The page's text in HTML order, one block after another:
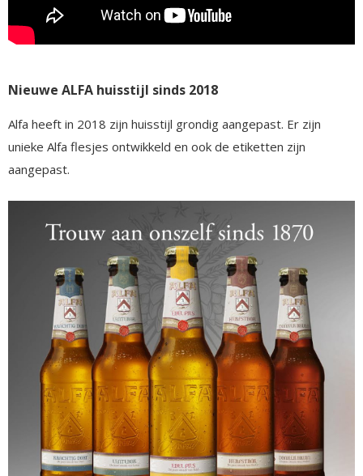
Nieuwe ALFA huisstijl sinds 2018
Alfa heeft in 2018 zijn huisstijl grondig aangepast. Er zijn
unieke Alfa flesjes ontwikkeld en ook de etiketten zijn
aangepast.